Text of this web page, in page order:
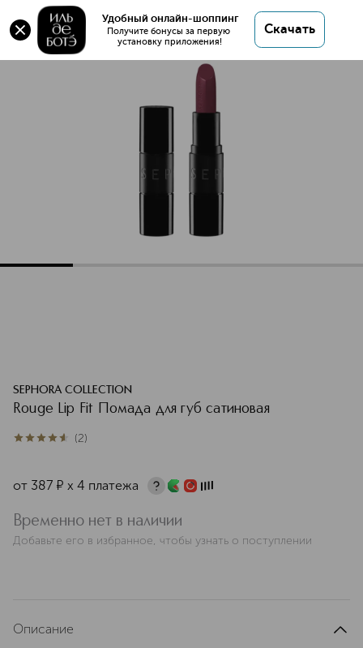
Удобный онлайн-шоппинг
Получите бонусы за первую
установку приложения!
Скачать
Rouge Lip Fit Помада для губ сатиновая
Rouge Lip Fit Помада для губ сатиновая
SEPHORA COLLECTION
Rouge Lip Fit Помада для губ сатиновая
4.5из 52 (2)
от 387 ¤ х 4 платежа
Временно нет в наличии
Добавьте его в избранное, чтобы узнать о поступлении
Описание